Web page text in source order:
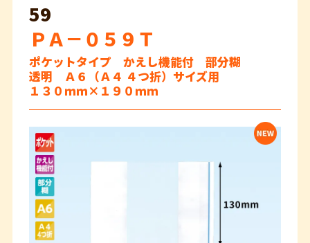
59
ＰＡ－０５９Ｔ
ポケットタイプ かえし機能付 部分糊
透明 Ａ６（Ａ４ ４つ折）サイズ用
１３０ｍｍ×１９０ｍｍ